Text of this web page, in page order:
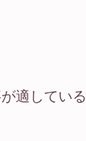
適している